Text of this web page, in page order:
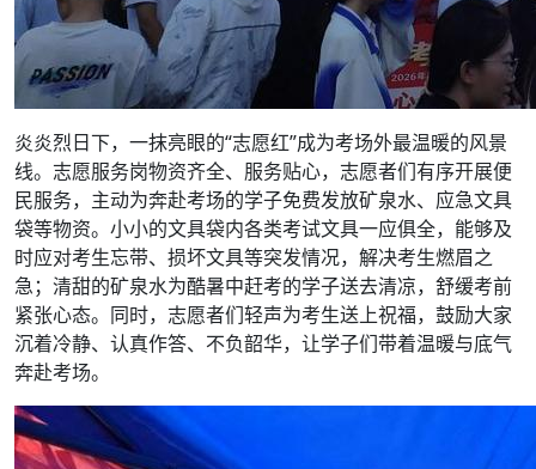
炎炎烈日下，一抹亮眼的“志愿红”成为考场外最温暖的风景
线。志愿服务岗物资齐全、服务贴心，志愿者们有序开展便
民服务，主动为奔赴考场的学子免费发放矿泉水、应急文具
袋等物资。小小的文具袋内各类考试文具一应俱全，能够及
时应对考生忘带、损坏文具等突发情况，解决考生燃眉之
急；清甜的矿泉水为酷暑中赶考的学子送去清凉，舒缓考前
紧张心态。同时，志愿者们轻声为考生送上祝福，鼓励大家
沉着冷静、认真作答、不负韶华，让学子们带着温暖与底气
奔赴考场。